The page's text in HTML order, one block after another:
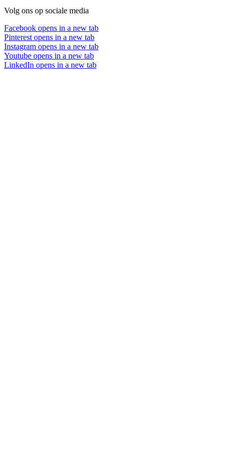
Volg ons op sociale media
Facebook opens in a new tab
Pinterest opens in a new tab
Instagram opens in a new tab
Youtube opens in a new tab
LinkedIn opens in a new tab